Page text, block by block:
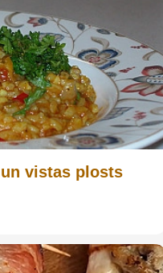
vistas plosts